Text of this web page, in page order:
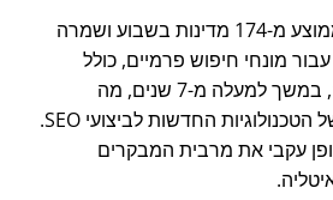
הפלטפורמה בוקרה בממוצע מ-174 מדינות בשבוע ושמרה
מונחי חיפוש פרמיים, כולל
, במשך למעלה מ-7 שנים, מה
שמדגים את העמידות של הטכנולוגיות החדשות לביצועי SEO.
עקבי את מרבית המבקרים